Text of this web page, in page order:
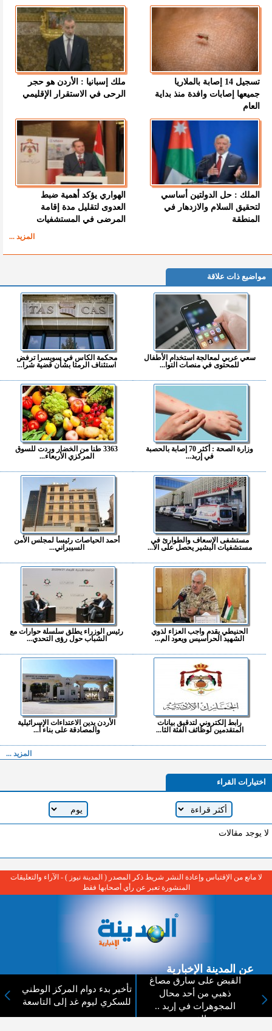
تسجيل 14 إصابة بالملاريا
جميعها إصابات وافدة منذ بداية
العام
ملك إسبانيا : الأردن هو حجر
الرحى في الاستقرار الإقليمي
الملك : حل الدولتين أساسي
لتحقيق السلام والازدهار في
المنطقة
الهواري يؤكد أهمية ضبط
العدوى لتقليل مدة إقامة
المرضى في المستشفيات
المزيد ...
مواضيع ذات علاقة
سعي عربي لمعالجة استخدام الأطفال
للمحتوى في منصات التوا...
محكمة الكاس في سويسرا ترفض
استئناف الرمثا بشأن قضية شرا...
وزارة الصحة : أكثر 70 إصابة بالحصبة
في إربد...
3363 طنا من الخضار وردت للسوق
المركزي الأربعاء...
مستشفى الإسعاف والطوارئ في
مستشفيات البشير يحصل على الا...
أحمد الحياصات رئيسا لمجلس الأمن
السيبراني...
الحنيطي يقدم واجب العزاء لذوي
الشهيد الحراسيس ويعود الم...
رئيس الوزراء يطلق سلسلة حوارات مع
الشباب حول رؤى التحدي...
رابط إلكتروني لتدقيق بيانات
المتقدمين لوظائف الفئة الثا...
الأردن يدين الاعتداءات الإسرائيلية
والمصادقة على بناء أ...
المزيد ...
اختيارات القراء
لا يوجد مقالات
القبض على سارق مصاغ
ذهبي من أحد محال
المجوهرات في إربد ..
بالفيديو
تأخير بدء دوام المركز الوطني
للسكري ليوم غد إلى التاسعة
لا مانع من الإقتباس وإعادة النشر شريط ذكر المصدر ( المدينة نيوز ) - الآراء والتعليقات
المنشورة تعبر عن رأي أصحابها فقط
عن المدينة الإخبارية
المدينة الإخبارية صحيفة الكترونية شاملة تابعة لشركة قنوات البث
الاردنية تنقل الاخبار المحلية الأردنية وأخبار فلسطين وأبرز الأخبار
العربية والدولية لحظة حدوثها بمهنية رفيعة ليكون العالم بما يجري